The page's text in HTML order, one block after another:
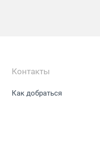
Контакты
Как добраться